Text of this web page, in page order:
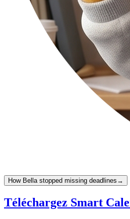
How Bella stopped missing deadlines →
Téléchargez Smart